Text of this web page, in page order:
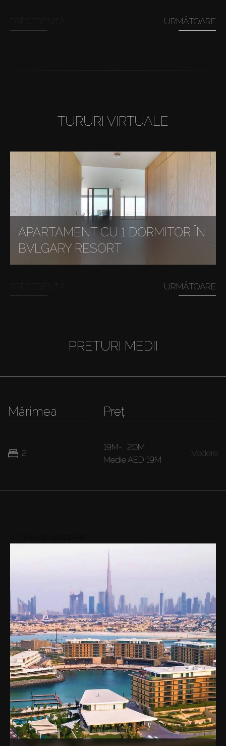
URMĂTOARE
TURURI VIRTUALE
APARTAMENT CU 1 DORMITOR ÎN
BVLGARY RESORT
URMĂTOARE
PRETURI MEDII
Mărimea
2
Preț
19M- 20M
MedieAED 19M
Vedere